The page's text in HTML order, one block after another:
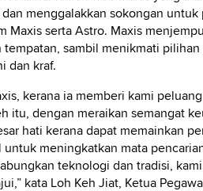
menggalakkan sokongan
Maxis serta Astro. Maxis
sambil menikmati pilihan
dan kraf.
kerana ia memberi kami
itu, dengan meraikan semangat
hati kerana dapat memainkan
meningkatkan mata
teknologi dan tradisi,
kata Loh Keh Jiat, Ketua